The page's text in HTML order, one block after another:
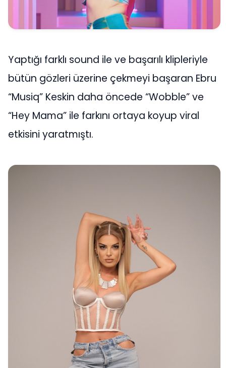
Yaptığı farklı sound ile ve başarılı klipleriyle
bütün gözleri üzerine çekmeyi başaran Ebru
“Musiq” Keskin daha öncede “Wobble” ve
“Hey Mama” ile farkını ortaya koyup viral
etkisini yaratmıştı.